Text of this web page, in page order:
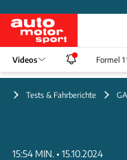
Videos Formel 1
Tests & Fahrberichte
15:54 MIN. • 15.10.2024